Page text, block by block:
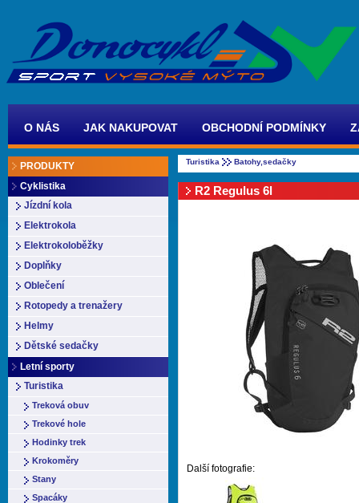
O NÁS JAK NAKUPOVAT OBCHODNÍ PODMÍNKY
PRODUKTY
Cyklistika
Jízdní kola
Elektrokola
Elektrokoloběžky
Doplňky
Oblečení
Rotopedy a trenažery
Helmy
Dětské sedačky
Letní sporty
Turistika
Treková obuv
Trekové hole
Hodinky trek
Krokoměry
Stany
Spacáky
Turistika Batohy,sedačky
R2 Regulus 6l
Další fotografie: